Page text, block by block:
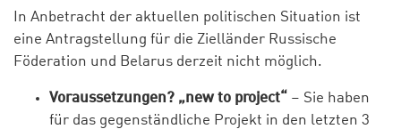
In Anbetracht der aktuellen politischen Situation ist
eine Antragstellung für die Zielländer Russische
Föderation und Belarus derzeit nicht möglich.
Voraussetzungen? „new to project“ – Sie haben
für das gegenständliche Projekt in den letzten 3